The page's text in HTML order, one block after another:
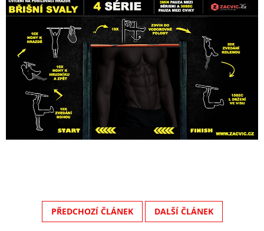
PŘEDCHOZÍ ČLÁNEK DALŠÍ ČLÁNEK